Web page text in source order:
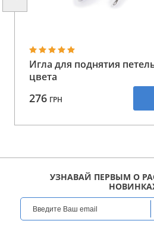
Игла для поднятия
цвета
276 ГРН
УЗНАВАЙ ПЕРВЫМ О